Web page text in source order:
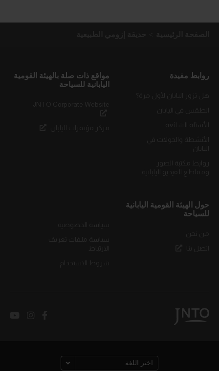
روابط مفيدة
مواقع ذات صلة بالهيئة القومية
اليابانية للسياحة
حول الهيئة القومية اليابانية
للسياحة